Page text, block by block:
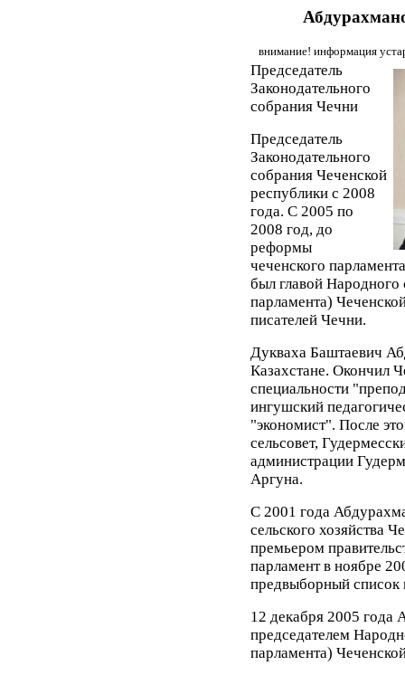
внимание! информация
Председатель
Законодательного
собрания Чечни
Председатель
Законодательного
собрания Чеченской
республики с 2008
года. С 2005 по
2008 год, до
реформы
чеченского
был главой
парламента)
писателей Чечни.
Дукваха Баштаевич
Казахстане. Окончил
специальности
ингушский
"экономист". После
сельсовет,
администрации
Аргуна.
С 2001 года
сельского хозяйства
премьером
парламент в ноябре
предвыборный список
12 декабря 2005 года
председателем
парламента)